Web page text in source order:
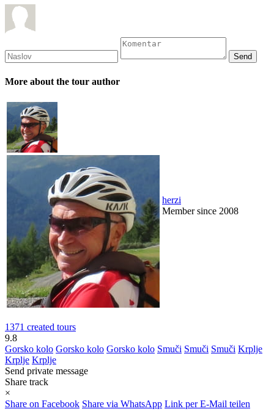
More about the tour author
herzi
Member since 2008
1371 created tours
9.8
Gorsko kolo Gorsko kolo Gorsko kolo Smuči Smuči Smuči Krplje
Krplje Krplje
Send private message
Share track
×
Share on Facebook Share via WhatsApp Link per E-Mail teilen